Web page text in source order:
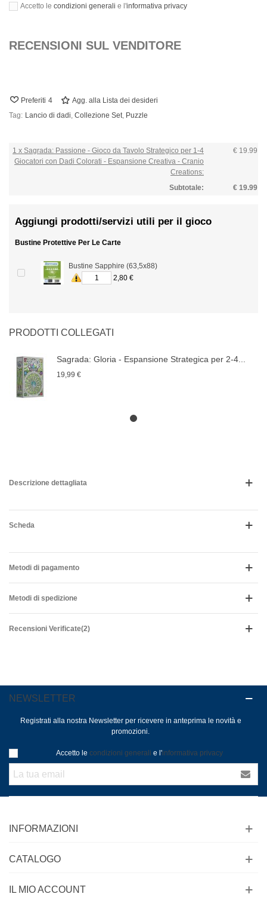
Accetto le condizioni generali e l'informativa privacy
RECENSIONI SUL VENDITORE
Preferiti 4
Agg. alla Lista dei desideri
Tag: Lancio di dadi, Collezione Set, Puzzle
1 x Sagrada: Passione - Gioco da Tavolo Strategico per 1-4
Giocatori con Dadi Colorati - Espansione Creativa - Cranio
Creations:
€ 19.99
Subtotale: € 19.99
Aggiungi prodotti/servizi utili per il gioco
Bustine Protettive Per Le Carte
Bustine Sapphire (63,5x88)
2,80 €
PRODOTTI COLLEGATI
Sagrada: Gloria - Espansione Strategica per 2-4...
19,99 €
Descrizione dettagliata
Scheda
Metodi di pagamento
Metodi di spedizione
Recensioni Verificate(2)
NEWSLETTER
Registrati alla nostra Newsletter per ricevere in anteprima le novità e
promozioni.
Accetto le condizioni generali e l'informativa privacy
INFORMAZIONI
CATALOGO
IL MIO ACCOUNT